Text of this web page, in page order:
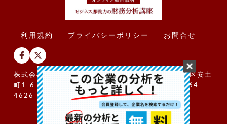
利用規約 プライバシーポリシー お問合せ
株式会社SPLENDID21 〒541-0052 大阪市中央区安土
町1-6-19 プロパレス安土町ビル7階 TEL 06-6264-
4626
Copyright © SPLENDID21 2024